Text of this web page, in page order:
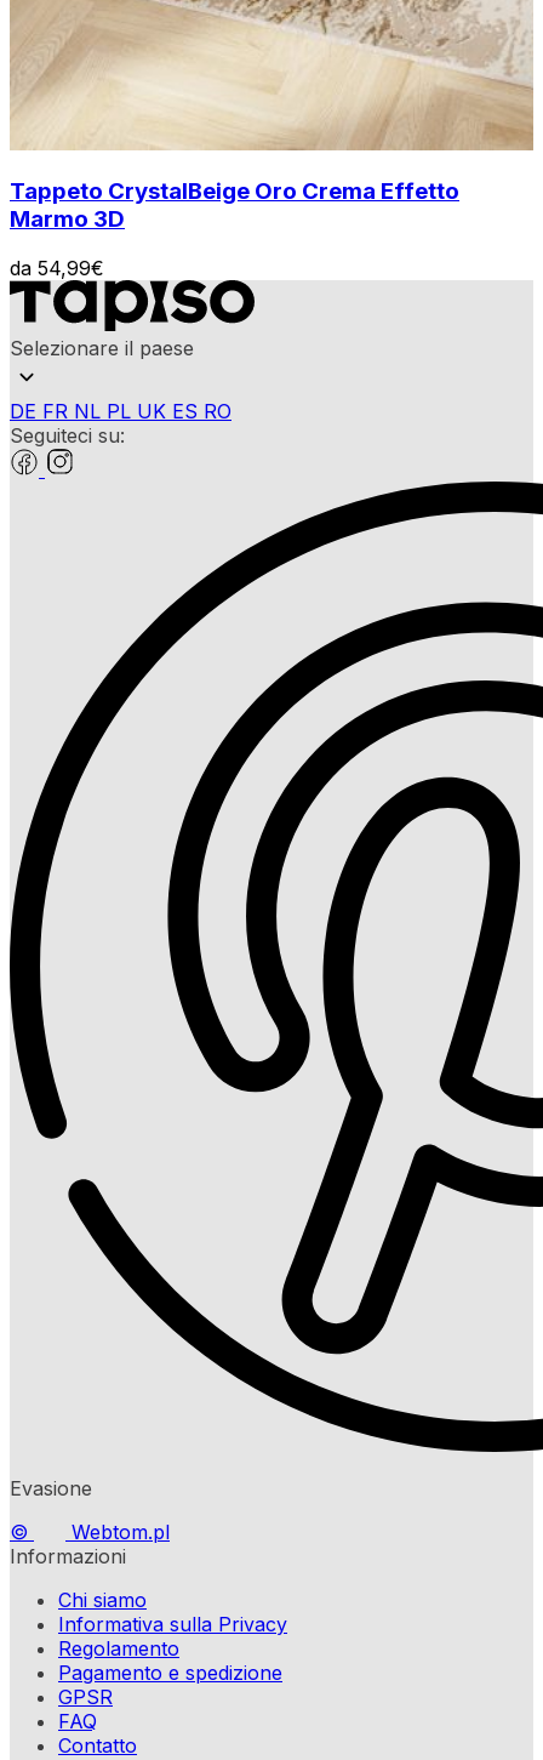
Tappeto CrystalBeige Oro Crema Effetto
Marmo 3D
da 54,99€
Selezionare il paese
DE FR NL PL UK ES RO
Seguiteci su:
Evasione
©
Webtom.pl
Informazioni
Chi siamo
Informativa sulla Privacy
Regolamento
Pagamento e spedizione
GPSR
FAQ
Contatto